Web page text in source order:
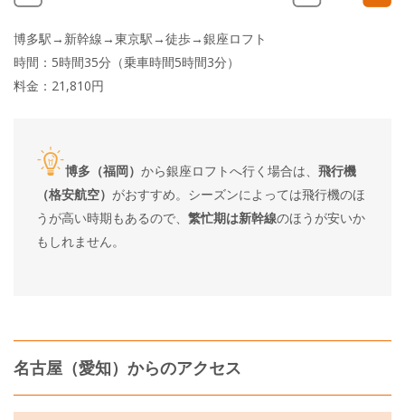
博多駅→新幹線→東京駅→徒歩→銀座ロフト
時間：5時間35分（乗車時間5時間3分）
料金：21,810円
博多（福岡） から銀座ロフトへ行く場合は、 飛行機
（格安航空） がおすすめ。シーズンによっては飛行機のほ
うが高い時期もあるので、 繁忙期は新幹線のほうが安いか
もしれません。
名古屋（愛知）からのアクセス